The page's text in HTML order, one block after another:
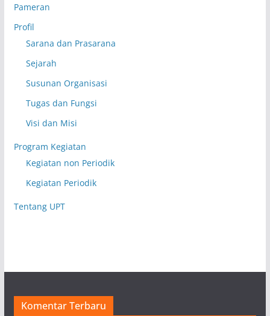
Pameran
Profil
Sarana dan Prasarana
Sejarah
Susunan Organisasi
Tugas dan Fungsi
Visi dan Misi
Program Kegiatan
Kegiatan non Periodik
Kegiatan Periodik
Tentang UPT
Komentar Terbaru